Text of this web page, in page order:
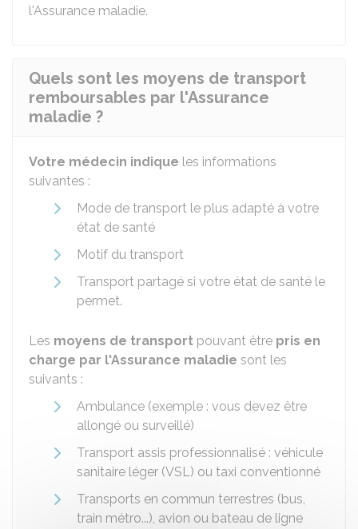
l'Assurance maladie.
Quels sont les moyens de transport
remboursables par l'Assurance
maladie ?
Votre médecin indique les informations
suivantes :
Mode de transport le plus adapté à votre
état de santé
Motif du transport
Transport partagé si votre état de santé le
permet.
Les moyens de transport pouvant être pris en
charge par l'Assurance maladie sont les
suivants :
Ambulance (exemple : vous devez être
allongé ou surveillé)
Transport assis professionnalisé : véhicule
sanitaire léger (VSL) ou taxi conventionné
Transports en commun terrestres (bus,
train métro...), avion ou bateau de ligne